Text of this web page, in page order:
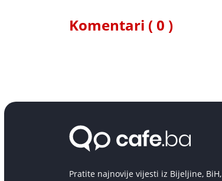
Komentari ( 0 )
Pratite najnovije vijesti iz Bijeljine,